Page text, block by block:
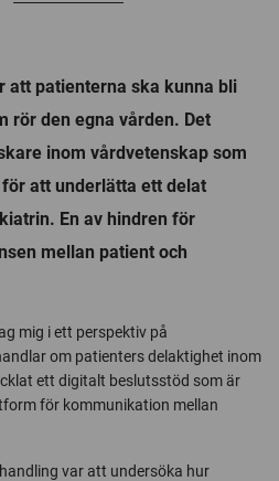
att patienterna ska kunna bli
rör den egna vården. Det
inom vårdvetenskap som
att underlätta ett delat
En av hindren för
mellan patient och
mig i ett perspektiv på
om patienters delaktighet inom
ett digitalt beslutsstöd som är
för kommunikation mellan
var att undersöka hur